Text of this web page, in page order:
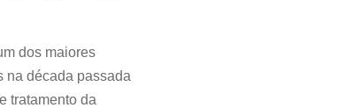
dos maiores
na década passada
tratamento da